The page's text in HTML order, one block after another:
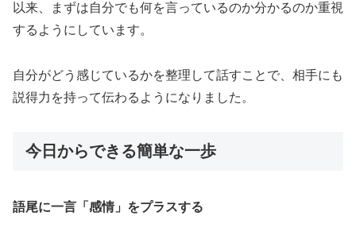
以来、まずは自分でも何を言っているのか分かるのか重視
するようにしています。
自分がどう感じているかを整理して話すことで、相手にも
説得力を持って伝わるようになりました。
今日からできる簡単な一歩
語尾に一言「感情」をプラスする